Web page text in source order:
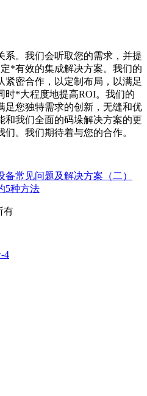
系。我们会听取您的需求，并提
*有效的集成解决方案。我们的
紧密合作，以定制布局，以满足
时*大程度地提高ROI。我们的
足您独特需求的创新，无缝和优
和我们全面的码垛解决方案的更
。我们期待着与您的合作。
常见问题及解决方案（二）
5种方法
有
4